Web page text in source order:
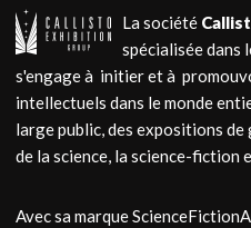
La société
spécialisée
s'engage à initier et à
intellectuels dans le monde
large public, des expositions
de la science, la science-fiction
Avec sa marque